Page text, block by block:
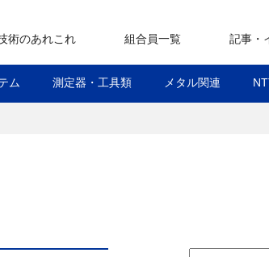
術のあれこれ 組合員一覧 記事・
記事
イベ
ム 測定器・工具類 メタル関連